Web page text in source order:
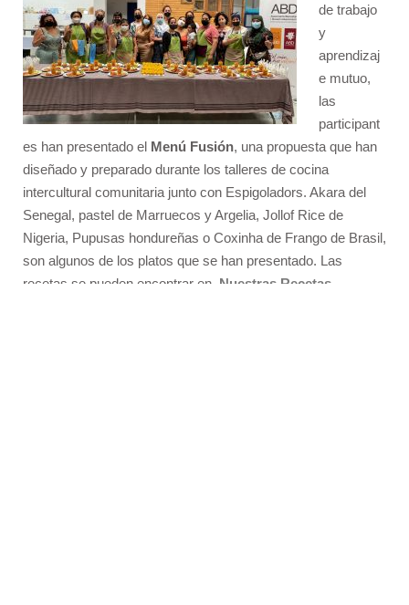
de trabajo
y
aprendizaj
e mutuo,
las
participant
es han presentado el Menú Fusión, una propuesta que han
diseñado y preparado durante los talleres de cocina
intercultural comunitaria junto con Espigoladors. Akara del
Senegal, pastel de Marruecos y Argelia, Jollof Rice de
Nigeria, Pupusas hondureñas o Coxinha de Frango de Brasil,
son algunos de los platos que se han presentado. Las
recetas se pueden encontrar en Nuestras Recetas